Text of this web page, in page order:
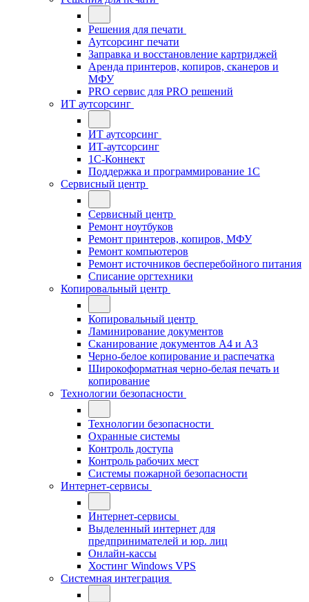
Решения для печати
Аутсорсинг печати
Заправка и восстановление картриджей
Аренда принтеров, копиров, сканеров и
МФУ
PRO сервис для PRO решений
ИТ аутсорсинг
ИТ аутсорсинг
ИТ-аутсорсинг
1С-Коннект
Поддержка и программирование 1С
Сервисный центр
Сервисный центр
Ремонт ноутбуков
Ремонт принтеров, копиров, МФУ
Ремонт компьютеров
Ремонт источников бесперебойного питания
Списание оргтехники
Копировальный центр
Копировальный центр
Ламинирование документов
Сканирование документов А4 и А3
Черно-белое копирование и распечатка
Широкоформатная черно-белая печать и
копирование
Технологии безопасности
Технологии безопасности
Охранные системы
Контроль доступа
Контроль рабочих мест
Системы пожарной безопасности
Интернет-сервисы
Интернет-сервисы
Выделенный интернет для
предпринимателей и юр. лиц
Онлайн-кассы
Хостинг Windows VPS
Системная интеграция